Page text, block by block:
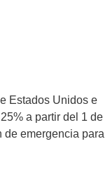
Estados Unidos e
a partir del 1 de
de emergencia para